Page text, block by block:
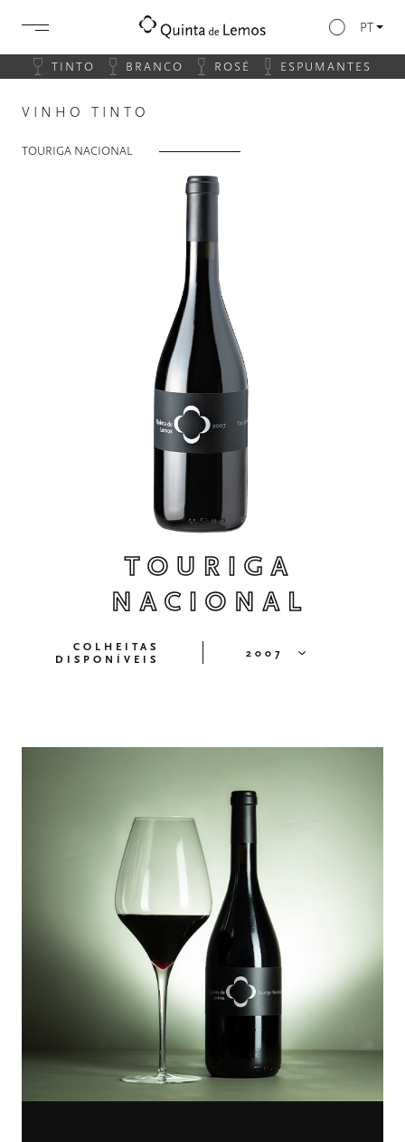
PT
TINTO BRANCO ROSÉ ESPUMANTES
VINHO TINTO
TOURIGA NACIONAL
TOURIGA
NACIONAL
COLHEITAS
DISPONÍVEIS
2007